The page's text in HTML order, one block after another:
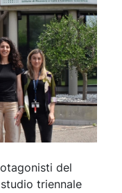
del
triennale